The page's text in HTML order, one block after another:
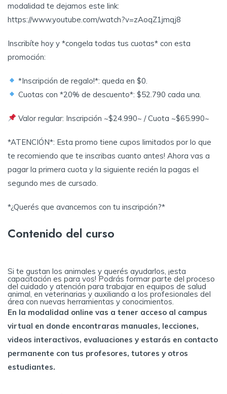
modalidad te dejamos este link:
https://www.youtube.com/watch?v=zAoqZ1jmqj8
Inscribíte hoy y *congela todas tus cuotas* con esta
promoción:
*Inscripción de regalo!*: queda en $0.
Cuotas con *20% de descuento*: $52.790 cada una.
Valor regular: Inscripción ~$24.990~ / Cuota ~$65.990~
*ATENCIÓN*: Esta promo tiene cupos limitados por lo que
te recomiendo que te inscribas cuanto antes! Ahora vas a
pagar la primera cuota y la siguiente recién la pagas el
segundo mes de cursado.
*¿Querés que avancemos con tu inscripción?*
Contenido del curso
Si te gustan los animales y querés ayudarlos, ¡esta
capacitación es para vos! Podrás formar parte del proceso
del cuidado y atención para trabajar en equipos de salud
animal, en veterinarias y auxiliando a los profesionales del
área con nuevas herramientas y conocimientos.
En la modalidad online vas a tener acceso al campus
virtual en donde encontraras manuales, lecciones,
videos interactivos, evaluaciones y estarás en contacto
permanente con tus profesores, tutores y otros
estudiantes.